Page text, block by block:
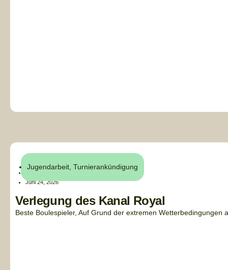
Jugendarbeit Turnierankündigung
Alex
Juni 24, 2026
Verlegung des Kanal Royal
Beste Boulespieler, Auf Grund der extremen